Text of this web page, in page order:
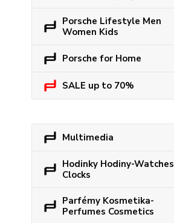
Porsche Lifestyle Men
Women Kids
Porsche for Home
SALE up to 70%
Multimedia
Hodinky Hodiny-Watches
Clocks
Parfémy Kosmetika-
Perfumes Cosmetics